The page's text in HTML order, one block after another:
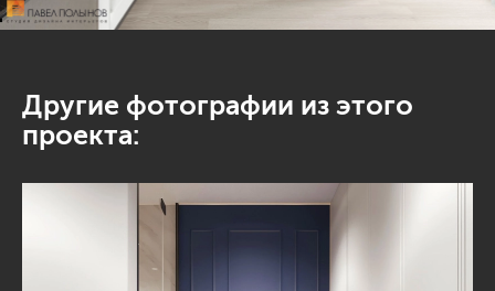
Другие фотографии из этого
проекта: